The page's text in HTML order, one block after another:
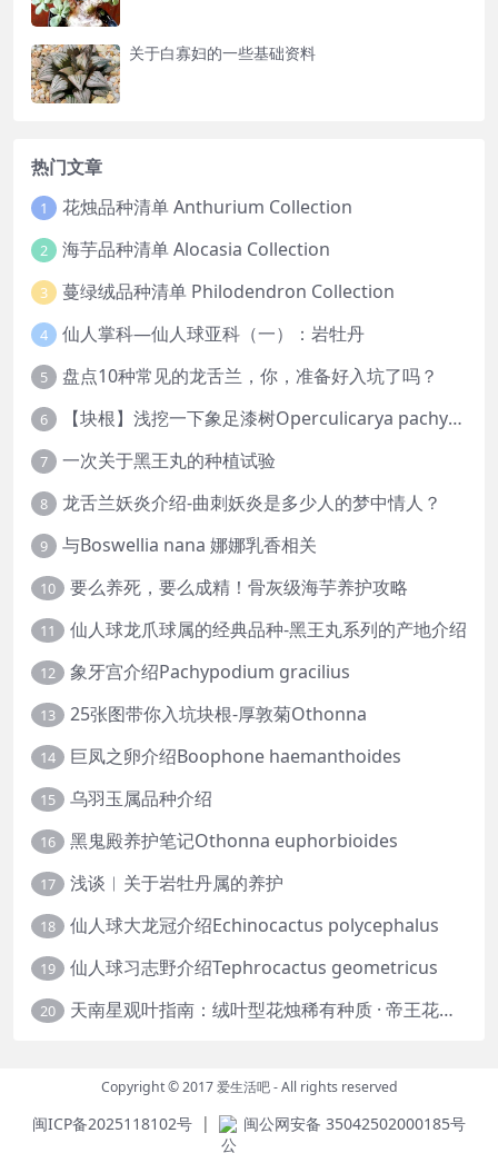
关于白寡妇的一些基础资料
热门文章
1 花烛品种清单 Anthurium Collection
2 海芋品种清单 Alocasia Collection
3 蔓绿绒品种清单 Philodendron Collection
4 仙人掌科—仙人球亚科（一）：岩牡丹
5 盘点10种常见的龙舌兰，你，准备好入坑了吗？
6 【块根】浅挖一下象足漆树Operculicarya pachypus
7 一次关于黑王丸的种植试验
8 龙舌兰妖炎介绍-曲刺妖炎是多少人的梦中情人？
9 与Boswellia nana 娜娜乳香相关
10 要么养死，要么成精！骨灰级海芋养护攻略
11 仙人球龙爪球属的经典品种-黑王丸系列的产地介绍
12 象牙宫介绍Pachypodium gracilius
13 25张图带你入坑块根-厚敦菊Othonna
14 巨凤之卵介绍Boophone haemanthoides
15 乌羽玉属品种介绍
16 黑鬼殿养护笔记Othonna euphorbioides
17 浅谈︱关于岩牡丹属的养护
18 仙人球大龙冠介绍Echinocactus polycephalus
19 仙人球习志野介绍Tephrocactus geometricus
20 天南星观叶指南：绒叶型花烛稀有种质 · 帝王花烛等
Copyright © 2017爱生活吧- All rights reserved
闽ICP备2025118102号 | 闽公网安备 35042502000185号